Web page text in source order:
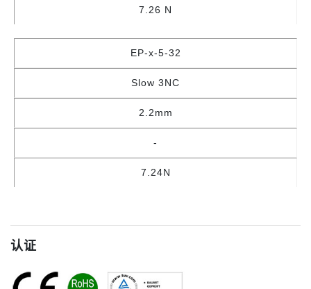
7.26 N
EP-x-5-32
Slow 3NC
2.2mm
-
7.24N
认证